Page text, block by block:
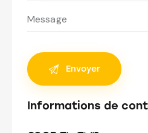
Informations de